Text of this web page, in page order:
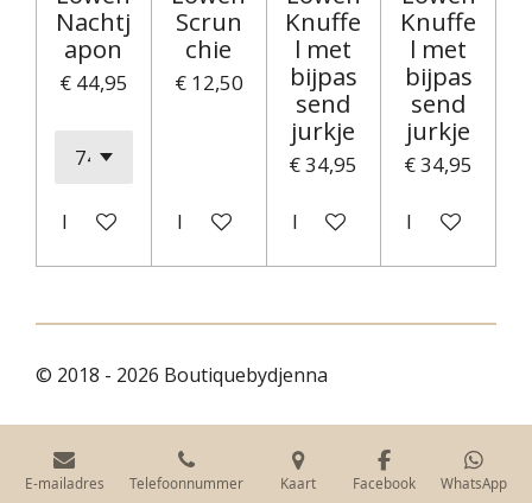
Nachtj
apon
€ 44,95
In winkelwagen
Scrun
chie
€ 12,50
In winkelwagen
Knuffe
l met
bijpas
send
jurkje
€ 34,95
In winkelwagen
Knuffe
l met
bijpas
send
jurkje
€ 34,95
In
© 2018 - 2026 Boutiquebydjenna
E-mailadres Telefoonnummer Kaart Facebook WhatsApp